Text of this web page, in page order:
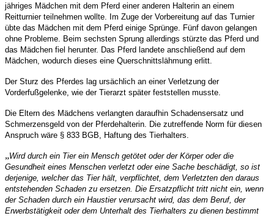
jähriges Mädchen mit dem Pferd einer anderen Halterin an einem
Reitturnier teilnehmen wollte. Im Zuge der Vorbereitung auf das Turnier
übte das Mädchen mit dem Pferd einige Sprünge. Fünf davon gelangen
ohne Probleme. Beim sechsten Sprung allerdings stürzte das Pferd und
das Mädchen fiel herunter. Das Pferd landete anschließend auf dem
Mädchen, wodurch dieses eine Querschnittslähmung erlitt.
Der Sturz des Pferdes lag ursächlich an einer Verletzung der
Vorderfußgelenke, wie der Tierarzt später feststellen musste.
Die Eltern des Mädchens verlangten daraufhin Schadensersatz und
Schmerzensgeld von der Pferdehalterin. Die zutreffende Norm für diesen
Anspruch wäre § 833 BGB, Haftung des Tierhalters.
„Wird durch ein Tier ein Mensch getötet oder der Körper oder die
Gesundheit eines Menschen verletzt oder eine Sache beschädigt, so ist
derjenige, welcher das Tier hält, verpflichtet, dem Verletzten den daraus
entstehenden Schaden zu ersetzen. Die Ersatzpflicht tritt nicht ein, wenn
der Schaden durch ein Haustier verursacht wird, das dem Beruf, der
Erwerbstätigkeit oder dem Unterhalt des Tierhalters zu dienen bestimmt